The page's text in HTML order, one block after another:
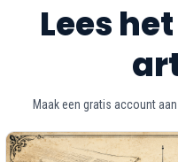
Lees
Maak een gratis account